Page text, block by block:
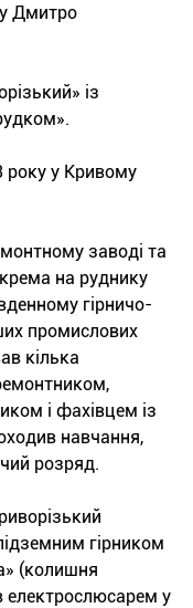
Дмитро
із
року у Кривому
заводі та
на руднику
гірничо-
промислових
кілька
і фахівцем із
навчання,
розряд.
гірником
(колишня
електрослюсарем у